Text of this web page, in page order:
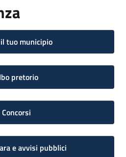
tuo municipio
pretorio
Concorsi
e avvisi pubblici